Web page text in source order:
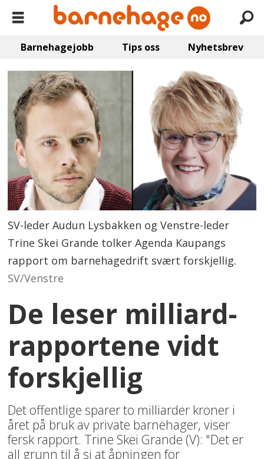
Barnehagejobb Tips oss Nyhetsbrev
SV-leder Audun Lysbakken og Venstre-leder
Trine Skei Grande tolker Agenda Kaupangs
rapport om barnehagedrift svært forskjellig.
SV/Venstre
De leser milliard-
rapportene vidt
forskjellig
Det offentlige sparer to milliarder kroner i
året på bruk av private barnehager, viser
fersk rapport. Trine Skei Grande (V): "Det er
all grunn til å si at åpningen for